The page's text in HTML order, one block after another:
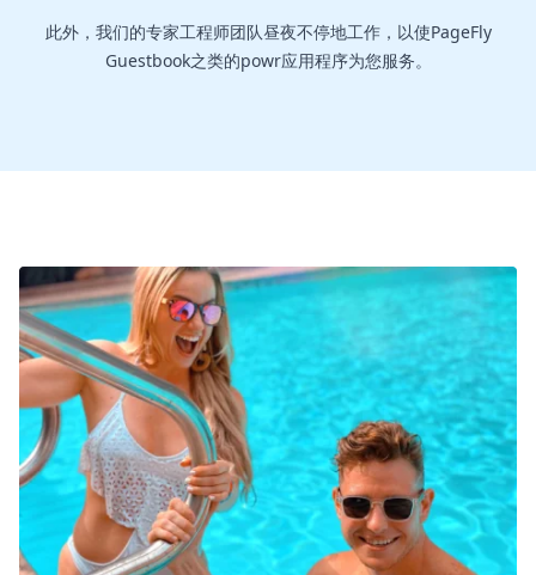
此外，我们的专家工程师团队昼夜不停地工作，以使PageFly
Guestbook之类的powr应用程序为您服务。